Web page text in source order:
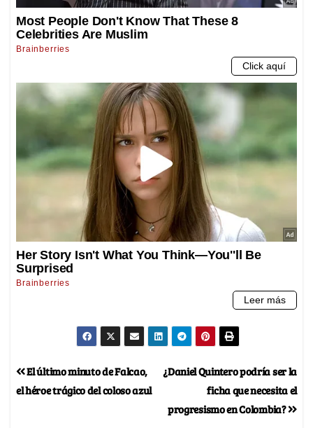
¿Daniel Quintero podría ser la
ficha que necesita el
progresismo en Colombia?
El último minuto de Falcao,
el héroe trágico del coloso azul